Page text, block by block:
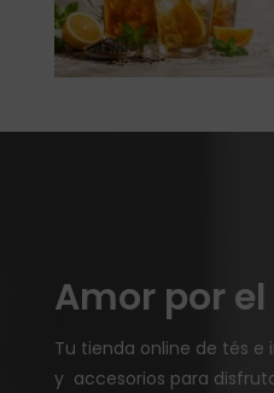
Amor por el
Tu tienda online de tés e
y accesorios para